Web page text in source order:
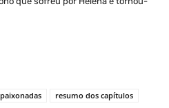
resumo dos capítulos